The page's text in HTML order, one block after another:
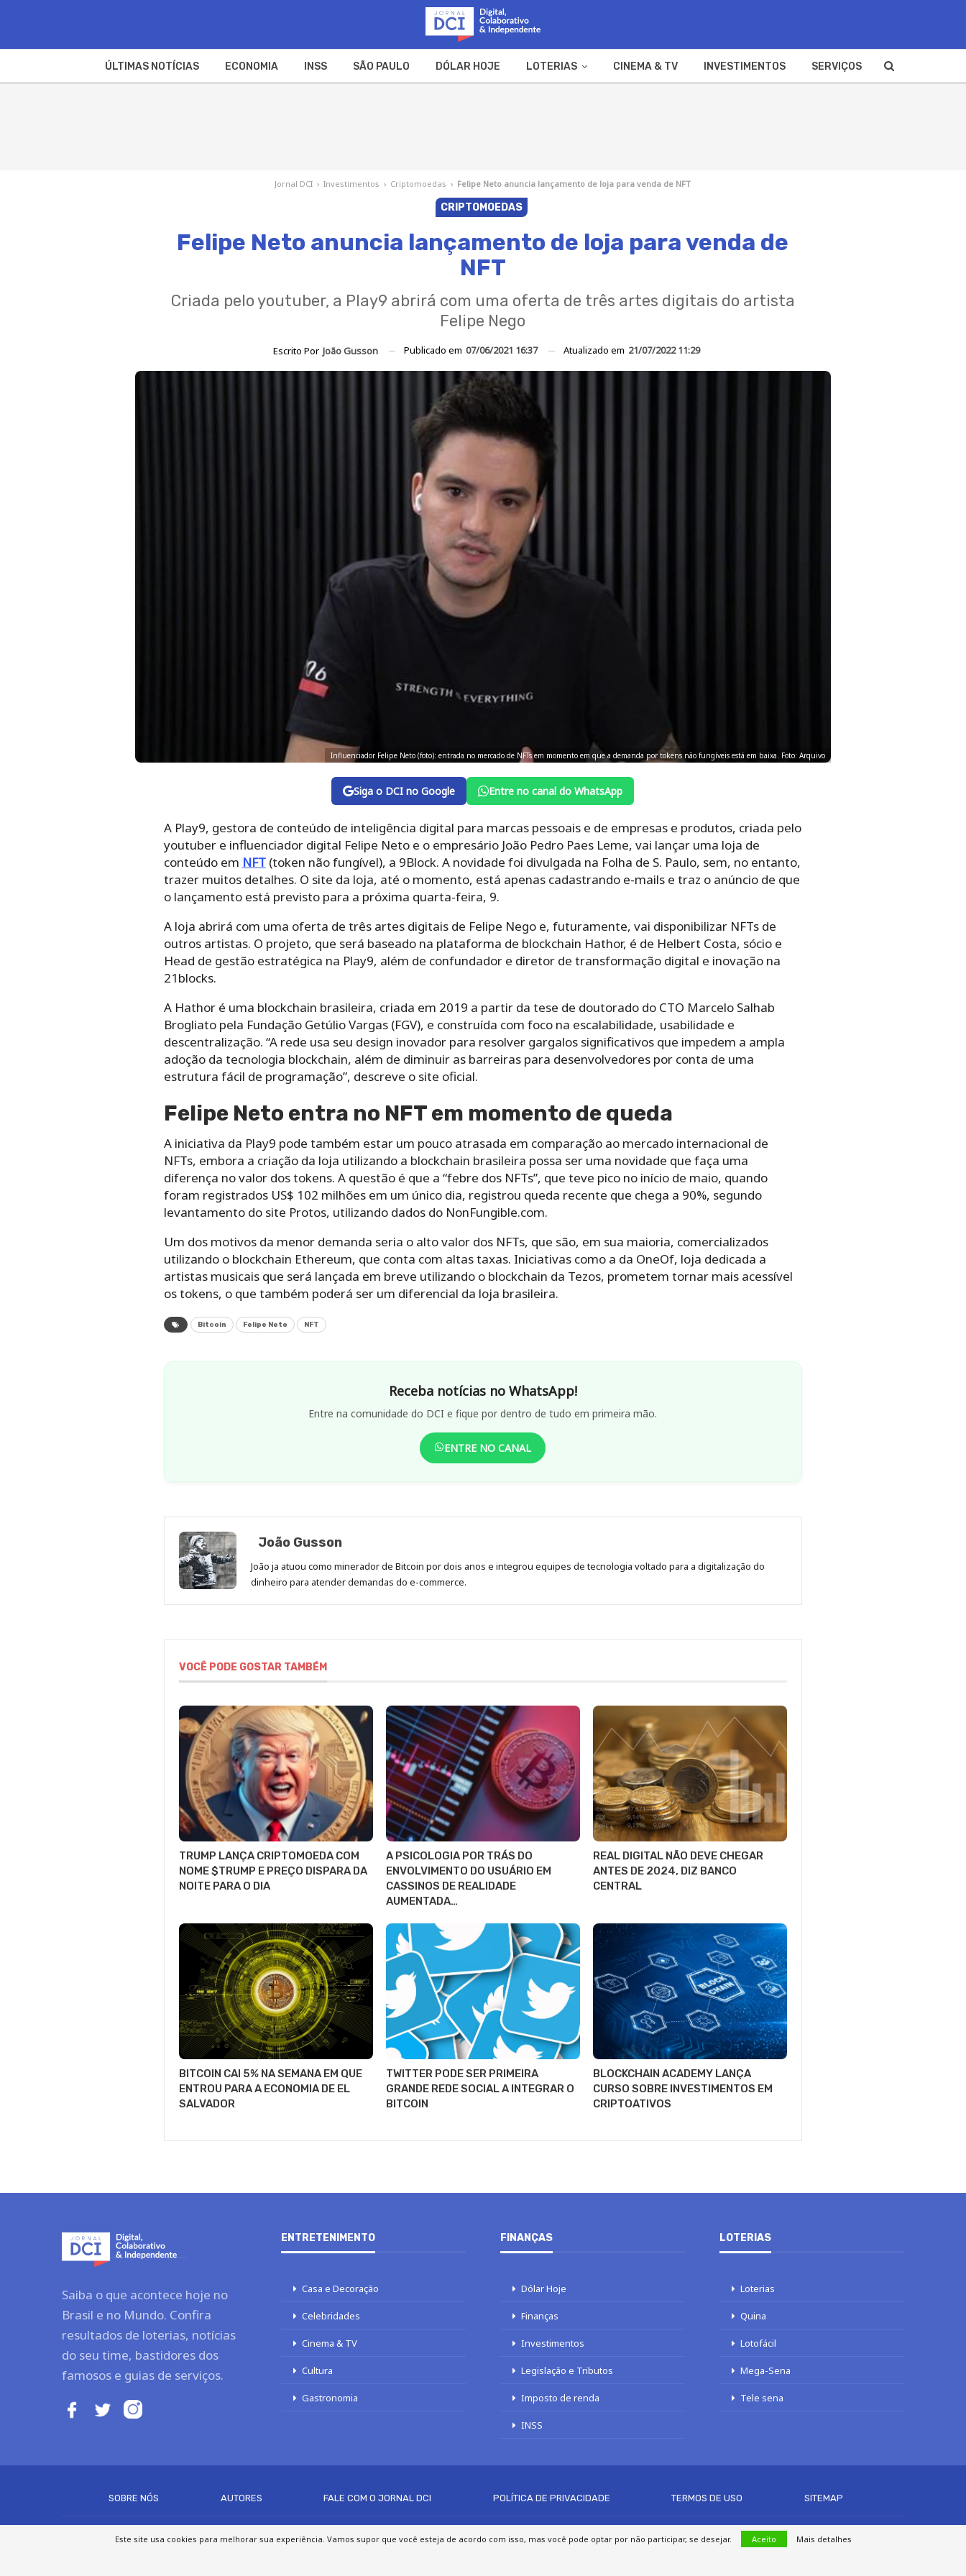
ÚLTIMAS NOTÍCIAS ECONOMIA INSS SÃO PAULO DÓLAR HOJE LOTERIAS CINEMA & TV INVESTIMENTOS SERVIÇOS
Jornal DCI › Investimentos › Criptomoedas › Felipe Neto anuncia lançamento de loja para venda de NFT
CRIPTOMOEDAS
Felipe Neto anuncia lançamento de loja para venda de
NFT
Criada pelo youtuber, a Play9 abrirá com uma oferta de três artes digitais do artista
Felipe Nego
Escrito Por João Gusson Publicado em 07/06/2021 16:37 Atualizado em 21/07/2022 11:29
Influenciador Felipe Neto (foto): entrada no mercado de NFTs em momento em que a demanda por tokens não fungíveis está em baixa. Foto: Arquivo
Siga o DCI no Google Entre no canal do WhatsApp
A Play9, gestora de conteúdo de inteligência digital para marcas pessoais e de empresas e produtos, criada pelo
youtuber e influenciador digital Felipe Neto e o empresário João Pedro Paes Leme, vai lançar uma loja de
conteúdo em NFT(token não fungível), a 9Block. A novidade foi divulgada na Folha de S. Paulo, sem, no entanto,
trazer muitos detalhes. O site da loja, até o momento, está apenas cadastrando e-mails e traz o anúncio de que
o lançamento está previsto para a próxima quarta-feira, 9.
A loja abrirá com uma oferta de três artes digitais de Felipe Nego e, futuramente, vai disponibilizar NFTs de
outros artistas. O projeto, que será baseado na plataforma de blockchain Hathor, é de Helbert Costa, sócio e
Head de gestão estratégica na Play9, além de confundador e diretor de transformação digital e inovação na
21blocks.
A Hathor é uma blockchain brasileira, criada em 2019 a partir da tese de doutorado do CTO Marcelo Salhab
Brogliato pela Fundação Getúlio Vargas (FGV), e construída com foco na escalabilidade, usabilidade e
descentralização. “A rede usa seu design inovador para resolver gargalos significativos que impedem a ampla
adoção da tecnologia blockchain, além de diminuir as barreiras para desenvolvedores por conta de uma
estrutura fácil de programação”, descreve o site oficial.
Felipe Neto entra no NFT em momento de queda
A iniciativa da Play9 pode também estar um pouco atrasada em comparação ao mercado internacional de
NFTs, embora a criação da loja utilizando a blockchain brasileira possa ser uma novidade que faça uma
diferença no valor dos tokens. A questão é que a “febre dos NFTs”, que teve pico no início de maio, quando
foram registrados US$ 102 milhões em um único dia, registrou queda recente que chega a 90%, segundo
levantamento do site Protos, utilizando dados do NonFungible.com.
Um dos motivos da menor demanda seria o alto valor dos NFTs, que são, em sua maioria, comercializados
utilizando o blockchain Ethereum, que conta com altas taxas. Iniciativas como a da OneOf, loja dedicada a
artistas musicais que será lançada em breve utilizando o blockchain da Tezos, prometem tornar mais acessível
os tokens, o que também poderá ser um diferencial da loja brasileira.
Bitcoin Felipe Neto NFT
Receba notícias no WhatsApp!
Entre na comunidade do DCI e fique por dentro de tudo em primeira mão.
ENTRE NO CANAL
João Gusson
João ja atuou como minerador de Bitcoin por dois anos e integrou equipes de tecnologia voltado para a digitalização do
dinheiro para atender demandas do e-commerce.
VOCÊ PODE GOSTAR TAMBÉM
TRUMP LANÇA CRIPTOMOEDA COM
NOME $TRUMP E PREÇO DISPARA DA
NOITE PARA O DIA
A PSICOLOGIA POR TRÁS DO
ENVOLVIMENTO DO USUÁRIO EM
CASSINOS DE REALIDADE
AUMENTADA…
REAL DIGITAL NÃO DEVE CHEGAR
ANTES DE 2024, DIZ BANCO
CENTRAL
BITCOIN CAI 5% NA SEMANA EM QUE
ENTROU PARA A ECONOMIA DE EL
SALVADOR
TWITTER PODE SER PRIMEIRA
GRANDE REDE SOCIAL A INTEGRAR O
BITCOIN
BLOCKCHAIN ACADEMY LANÇA
CURSO SOBRE INVESTIMENTOS EM
CRIPTOATIVOS
Saiba o que acontece hoje no
Brasil e no Mundo. Confira
resultados de loterias, notícias
do seu time, bastidores dos
famosos e guias de serviços.
ENTRETENIMENTO
Casa e Decoração
Celebridades
Cinema & TV
Cultura
Gastronomia
FINANÇAS
Dólar Hoje
Finanças
Investimentos
Legislação e Tributos
Imposto de renda
INSS
LOTERIAS
Loterias
Quina
Lotofácil
Mega-Sena
Tele sena
SOBRE NÓS AUTORES FALE COM O JORNAL DCI POLÍTICA DE PRIVACIDADE TERMOS DE USO SITEMAP
Este site usa cookies para melhorar sua experiência. Vamos supor que você esteja de acordo com isso, mas você pode optar por não participar, se desejar. Aceito Mais detalhes